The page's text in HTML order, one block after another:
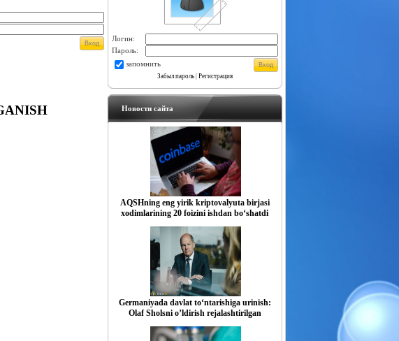
Логин:
Пароль:
запомнить
Забыл пароль| Регистрация
Новости сайта
AQSHning eng yirik kriptovalyuta birjasi
xodimlarining 20 foizini ishdan bo‘shatdi
Germaniyada davlat to‘ntarishiga urinish:
Olaf Sholsni o’ldirish rejalashtirilgan